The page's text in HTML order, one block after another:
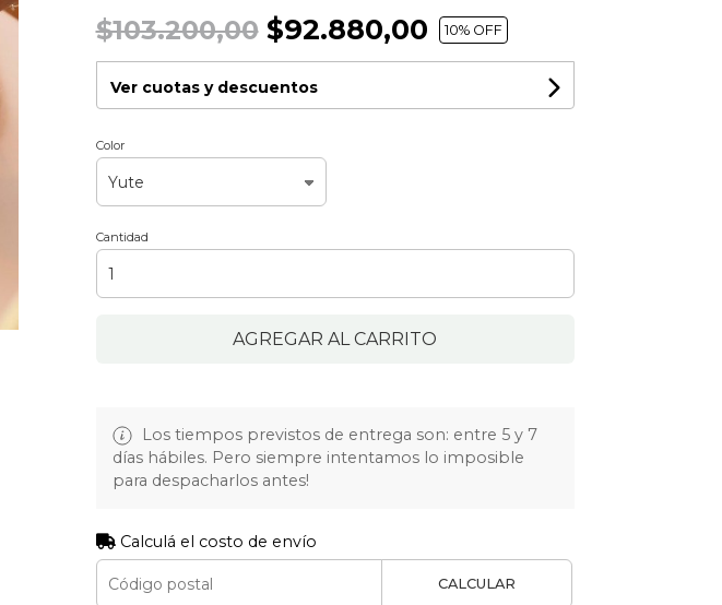
$103.200,00$92.880,00 10% OFF
Ver cuotas y descuentos
Color
Cantidad
AGREGAR AL CARRITO
Los tiempos previstos de entrega son: entre 5 y 7
días hábiles. Pero siempre intentamos lo imposible
para despacharlos antes!
Calculá el costo de envío
CALCULAR